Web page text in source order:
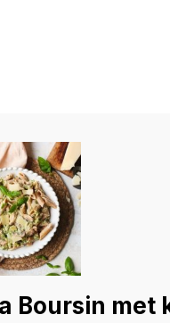
Boursin met